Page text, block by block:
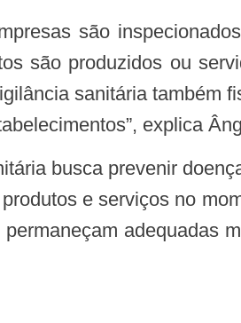
são produzidos ou
sanitária também
explica
e serviços no
adequadas